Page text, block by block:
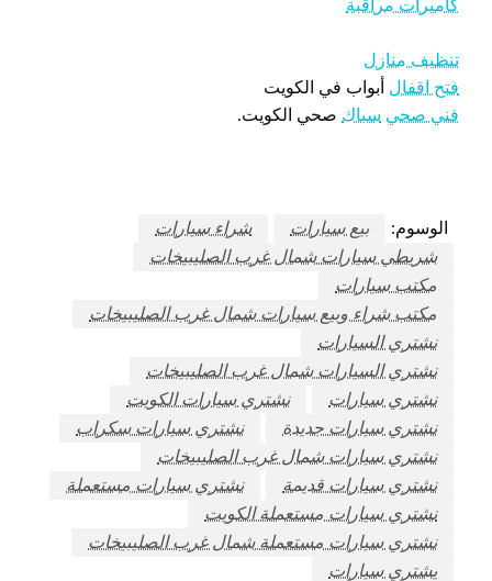
كاميرات مراقبة
تنظيف منازل
فتح اقفال أبواب في الكويت
فني صحي سباك صحي الكويت.
الوسوم: بيع سيارات
شراء سيارات
شريطي سيارات شمال غرب الصليبيخات
مكتب سيارات
مكتب شراء وبيع سيارات شمال غرب الصليبيخات
نشتري السيارات
نشتري السيارات شمال غرب الصليبيخات
نشتري سيارات
نشتري سيارات الكويت
نشتري سيارات جديدة
نشتري سيارات سكراب
نشتري سيارات شمال غرب الصليبيخات
نشتري سيارات قديمة
نشتري سيارات مستعملة
نشتري سيارات مستعملة الكويت
نشتري سيارات مستعملة شمال غرب الصليبيخات
يشتري سيارات